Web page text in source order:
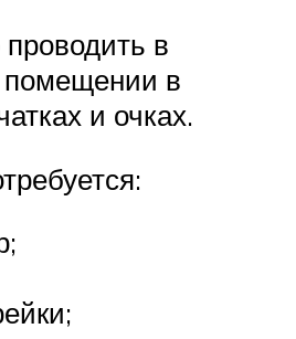
в
помещении в
и очках.